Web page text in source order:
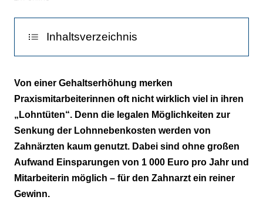
Inhaltsverzeichnis
Auslagenersatz
Arbeitsmittel
Aufmerksamkeiten
Betriebsveranstaltungen
Zuschläge
Von einer Gehaltserhöhung merken
Praxismitarbeiterinnen oft nicht wirklich viel in ihren
„Lohntüten“. Denn die legalen Möglichkeiten zur
Senkung der Lohnnebenkosten werden von
Zahnärzten kaum genutzt. Dabei sind ohne großen
Aufwand Einsparungen von 1 000 Euro pro Jahr und
Mitarbeiterin möglich – für den Zahnarzt ein reiner
Gewinn.